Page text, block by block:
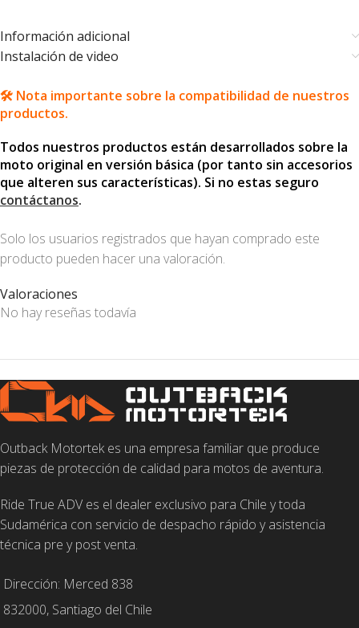
Información adicional
Instalación de video
🛠️ Nota importante sobre la compatibilidad de nuestros
productos.
Todos nuestros productos están desarrollados sobre la
moto original en versión básica (por tanto sin accesorios
que alteren sus características). Si no estas seguro
contáctanos.
Valoraciones
No hay reseñas todavía
Solo los usuarios registrados que hayan comprado este
producto pueden hacer una valoración.
Outback Motortek es una empresa familiar que produce
piezas de protección de calidad para motos de aventura.
Ride True ADV es el dealer exclusivo para Chile y toda
Sudamérica con servicio de despacho rápido y asistencia
técnica pre y post venta.
Dirección: Merced 838
832000, Santiago del Chile